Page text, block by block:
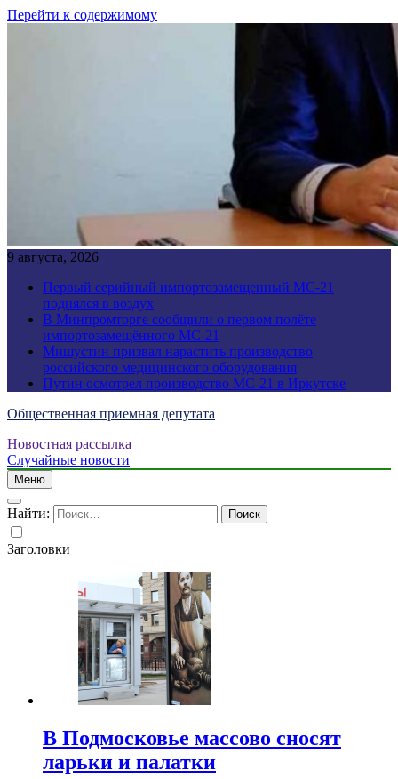
Перейти к содержимому
9 августа, 2026
Первый серийный импортозамещенный МС-21
поднялся в воздух
В Минпромторге сообщили о первом полёте
импортозамещённого МС-21
Мишустин призвал нарастить производство
российского медицинского оборудования
Путин осмотрел производство МС-21 в Иркутске
Общественная приемная депутата
Новостная рассылка
Случайные новости
Меню
Найти:
Заголовки
В Подмосковье массово сносят
ларьки и палатки